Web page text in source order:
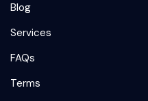
Blog
Services
FAQs
Terms